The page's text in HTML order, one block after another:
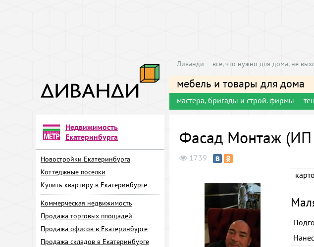
Диванди — всё, что нужно для дома, не
мебель и товары для дома
мастера, бригады и строй. фирмы
Недвижимость
Екатеринбурга
Новостройки Екатеринбурга
Коттеджные поселки
Купить квартиру в Екатеринбурге
Коммерческая недвижимость
Продажа торговых площадей
Продажа офисов в Екатеринбурге
Продажа складов в Екатеринбурге
Фасад Монтаж (ИП
1739